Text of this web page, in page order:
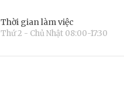
Thời gian làm việc
Thứ 2 - Chủ Nhật 08:00-17:30